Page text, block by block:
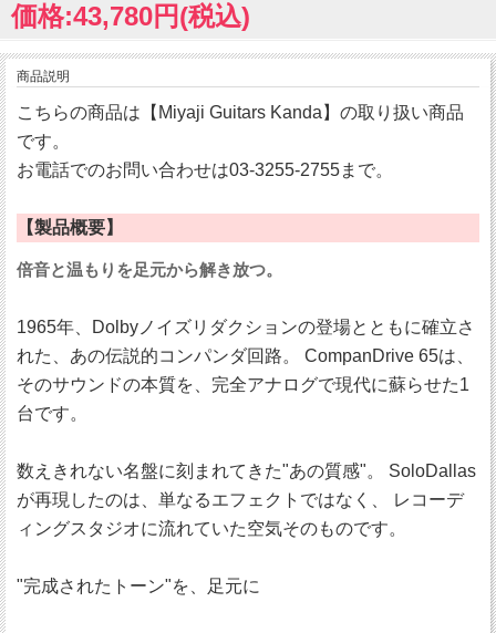
価格:43,780円(税込)
商品説明
こちらの商品は【Miyaji Guitars Kanda】の取り扱い商品
です。
お電話でのお問い合わせは03-3255-2755まで。
【製品概要】
倍音と温もりを足元から解き放つ。
1965年、Dolbyノイズリダクションの登場とともに確立さ
れた、あの伝説的コンパンダ回路。 CompanDrive 65は、
そのサウンドの本質を、完全アナログで現代に蘇らせた1
台です。
数えきれない名盤に刻まれてきた"あの質感"。 SoloDallas
が再現したのは、単なるエフェクトではなく、 レコーデ
ィングスタジオに流れていた空気そのものです。
"完成されたトーン"を、足元に